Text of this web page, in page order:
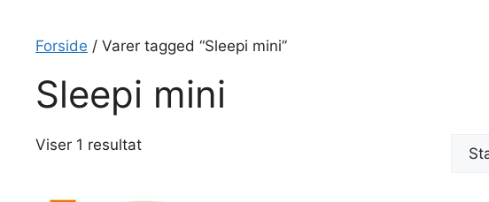
Forside / Varer tagged “Sleepi mini”
Sleepi mini
Viser 1 resultat